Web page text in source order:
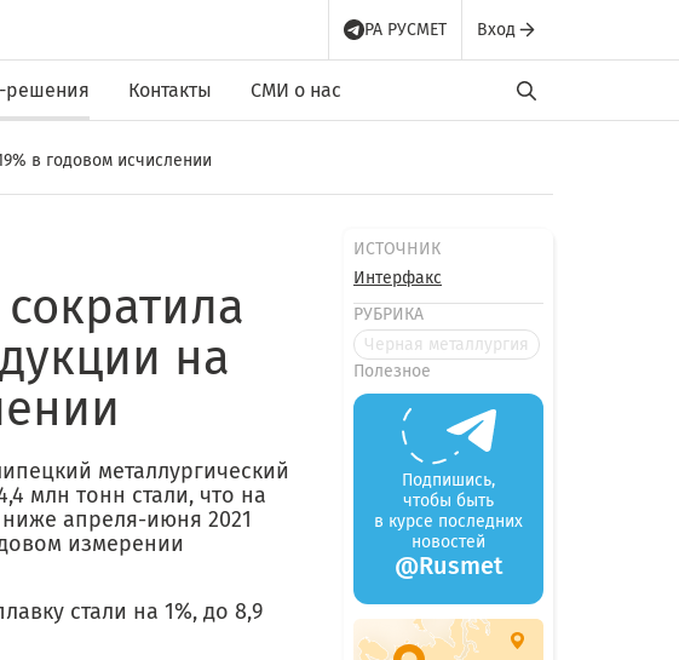
РА РУСМЕТ Вход
решения Контакты СМИ о нас
в годовом исчислении
на
металлургический
млн тонн стали, что на
апреля-июня 2021
измерении
стали на 1%, до 8,9
ИСТОЧНИК
Интерфакс
РУБРИКА
Черная металлургия
Полезное
Подпишись,
чтобы быть
в курсе последних
новостей
@Rusmet